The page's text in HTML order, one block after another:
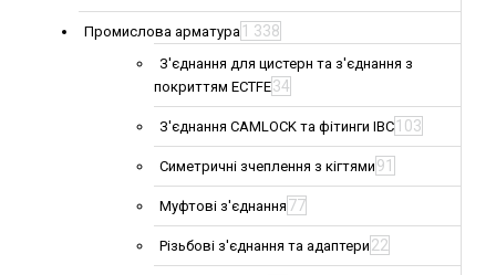
Промислова арматура 1 338
З'єднання для цистерн та з'єднання з
покриттям ECTFE34
З'єднання CAMLOCK та фітинги IBC 103
Симетричні зчеплення з кігтями 91
Муфтові з'єднання 77
Різьбові з'єднання та адаптери 22